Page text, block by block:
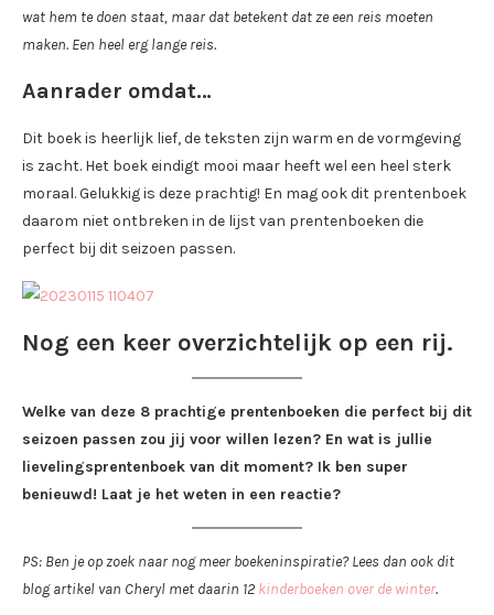
wat hem te doen staat, maar dat betekent dat ze een reis moeten
maken. Een heel erg lange reis.
Aanrader omdat…
Dit boek is heerlijk lief, de teksten zijn warm en de vormgeving
is zacht. Het boek eindigt mooi maar heeft wel een heel sterk
moraal. Gelukkig is deze prachtig! En mag ook dit prentenboek
daarom niet ontbreken in de lijst van prentenboeken die
perfect bij dit seizoen passen.
Nog een keer overzichtelijk op een rij.
Welke van deze 8 prachtige prentenboeken die perfect bij dit
seizoen passen zou jij voor willen lezen? En wat is jullie
lievelingsprentenboek van dit moment? Ik ben super
benieuwd! Laat je het weten in een reactie?
PS: Ben je op zoek naar nog meer boekeninspiratie? Lees dan ook dit
blog artikel van Cheryl met daarin 12 kinderboeken over de winter.